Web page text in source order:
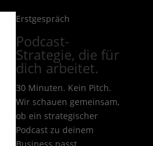
Erstgespräch
Podcast-
Strategie, die für
dich arbeitet.
30 Minuten. Kein Pitch.
Wir schauen gemeinsam,
ob ein strategischer
Podcast zu deinem